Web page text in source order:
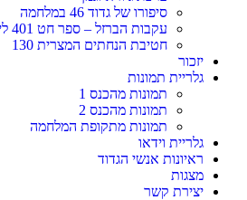
סיפורו של גדוד 46 במלחמה
עקבות הברזל – ספר חט 401 ליום כיפור
חטיבת הנחתים המצרית 130
יזכור
גלריית תמונות
תמונות מהכנס 1
תמונות מהכנס 2
תמונות מתקופת המלחמה
גלריית וידאו
ראיונות אנשי הגדוד
מצגות
יצירת קשר